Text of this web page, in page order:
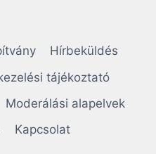
Hírbeküldés
tájékoztató
Moderálási alapelvek
Kapcsolat